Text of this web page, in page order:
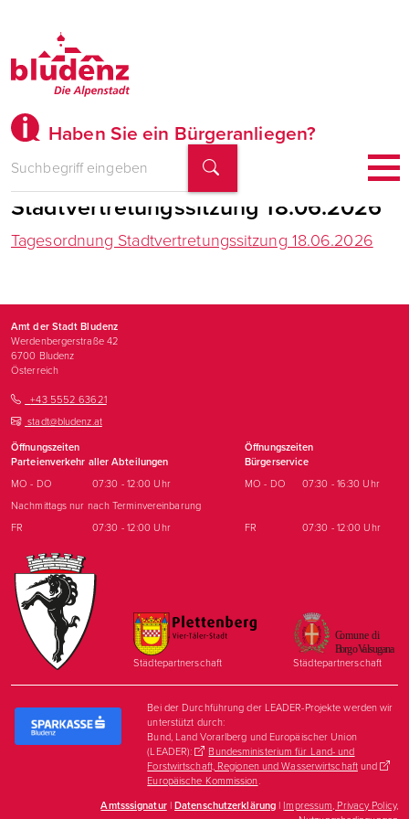
Haben Sie ein Bürgeranliegen?
Tagesordnung
Stadtvertretungssitzung 18.06.2026
Tagesordnung Stadtvertretungssitzung 18.06.2026
Amt der Stadt Bludenz
Werdenbergerstraße 42
6700 Bludenz
Österreich
+43 5552 63621
stadt@bludenz.at
Öffnungszeiten
Parteienverkehr aller Abteilungen
Öffnungszeiten
Bürgerservice
MO - DO
07:30 - 12:00 Uhr MO - DO
07:30 - 16:30 Uhr
Nachmittags nur nach Terminvereinbarung
FR
07:30 - 12:00 Uhr FR 07:30 - 12:00 Uhr
Städtepartnerschaft Städtepartnerschaft
Bei der Durchführung der LEADER-Projekte werden wir
unterstützt durch:
Bund, Land Vorarlberg und Europäischer Union
(LEADER):
Bundesministerium für Land- und
Forstwirtschaft, Regionen und Wasserwirtschaftund
Europäische Kommission.
Amtsssignatur|Datenschutzerklärung | Impressum, Privacy Policy,